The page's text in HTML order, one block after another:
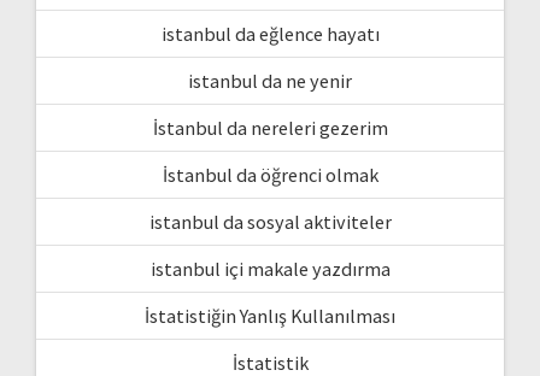
istanbul da eğlence hayatı
istanbul da ne yenir
İstanbul da nereleri gezerim
İstanbul da öğrenci olmak
istanbul da sosyal aktiviteler
istanbul içi makale yazdırma
İstatistiğin Yanlış Kullanılması
İstatistik